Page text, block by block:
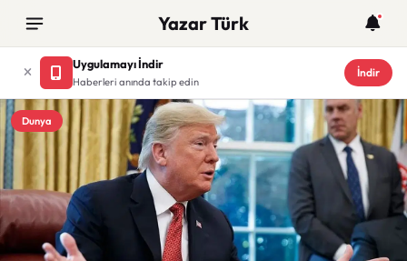
Yazar Türk
Uygulamayı İndir
Haberleri anında takip edin
İndir
Dunya